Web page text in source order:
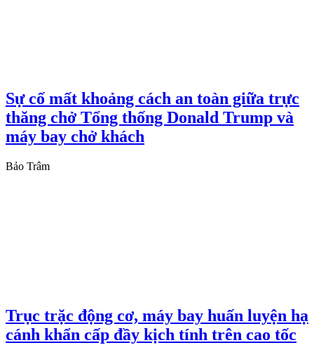
Sự cố mất khoảng cách an toàn giữa trực
thăng chở Tổng thống Donald Trump và
máy bay chở khách
Bảo Trâm
Trục trặc động cơ, máy bay huấn luyện hạ
cánh khẩn cấp đầy kịch tính trên cao tốc